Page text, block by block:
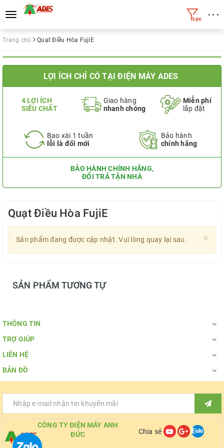
Toggle
navigation
• • •
Trang chủ Quạt Điều Hòa FujiE
LỢI ÍCH CHỈ CÓ TẠI ĐIỆN MÁY ADES
4 LỢI ÍCH
SIÊU CHẤT
Giao hàng
nhanh chóng
Miễn phí
lắp đặt
Bao xài 1 tuần
lỗi là đổi mới
Bảo hành
chính hãng
BẢO HÀNH CHÍNH HÃNG,
ĐỔI TRẢ TẬN NHÀ
Quạt Điều Hòa FujiE
×
Sản phẩm đang được cập nhật. Vui lòng quay lại sau.
SẢN PHẨM TƯƠNG TỰ
THÔNG TIN
TRỢ GIÚP
LIÊN HỆ
BẢN ĐỒ
CÔNG TY ĐIỆN MÁY ANH
ĐỨC
Chia sẻ